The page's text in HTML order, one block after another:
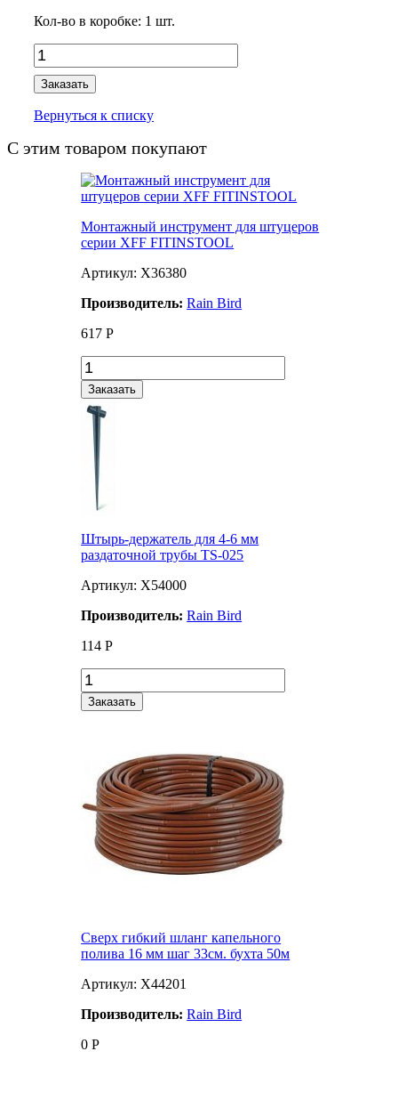
Кол-во в коробке: 1 шт.
Заказать
Вернуться к списку
С этим товаром покупают
Монтажный инструмент для штуцеров
серии XFF FITINSTOOL
Артикул: X36380
Производитель:Rain Bird
617 Р
Заказать
Штырь-держатель для 4-6 мм
раздаточной трубы TS-025
Артикул: X54000
Производитель:Rain Bird
114 Р
Заказать
Сверх гибкий шланг капельного
полива 16 мм шаг 33см. бухта 50м
Артикул: X44201
Производитель:Rain Bird
0 Р